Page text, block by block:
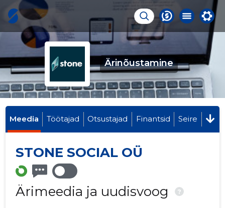
Ärinõustamine
Meedia Töötajad Otsustajad Finantsid Seire
STONE SOCIAL OÜ
Ärimeedia ja uudisvoog ?